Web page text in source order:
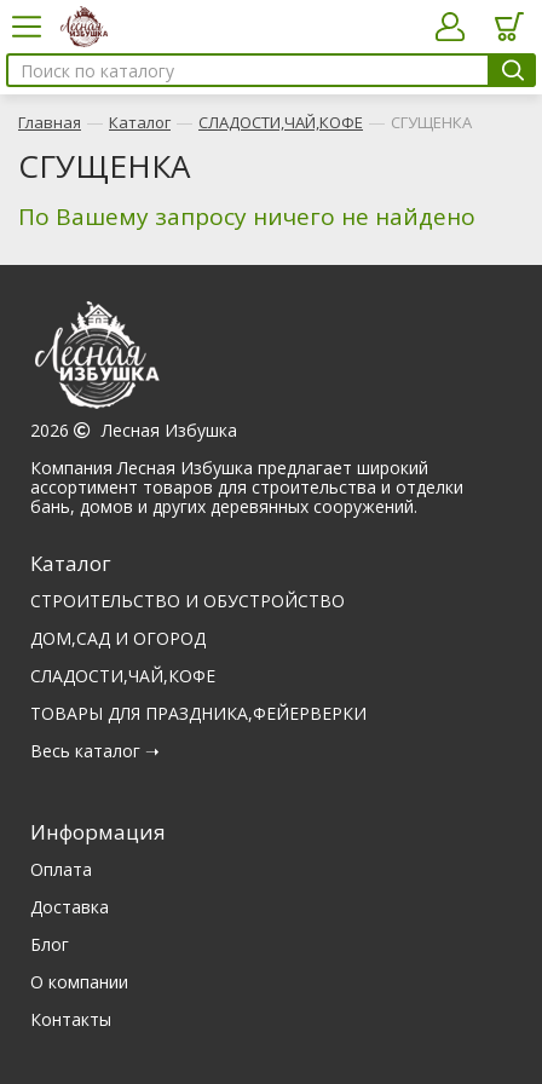
Главная — Каталог — СЛАДОСТИ,ЧАЙ,КОФЕ — СГУЩЕНКА
СГУЩЕНКА
По Вашему запросу ничего не найдено
2026
Лесная Избушка
Компания Лесная Избушка предлагает широкий
ассортимент товаров для строительства и отделки
бань, домов и других деревянных сооружений.
Каталог
СТРОИТЕЛЬСТВО И ОБУСТРОЙСТВО
ДОМ,САД И ОГОРОД
СЛАДОСТИ,ЧАЙ,КОФЕ
ТОВАРЫ ДЛЯ ПРАЗДНИКА,ФЕЙЕРВЕРКИ
Весь каталог ➝
Информация
Оплата
Доставка
Блог
О компании
Контакты